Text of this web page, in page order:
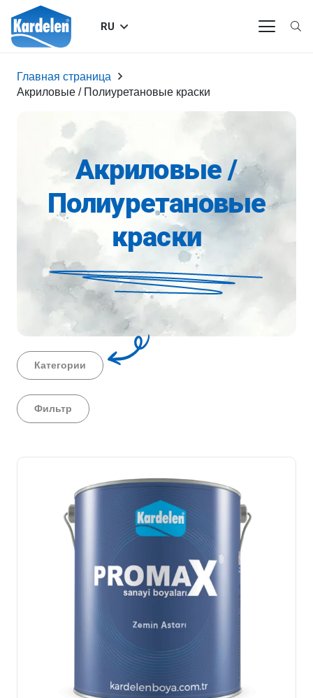
RU
Главная страница
Акриловые / Полиуретановые краски
Акриловые /
Полиуретановые
краски
Категории
Фильтр